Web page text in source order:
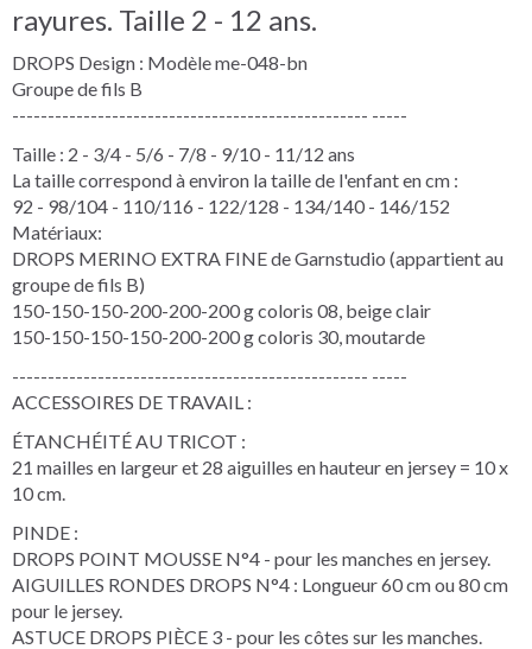
rayures. Taille 2 - 12 ans.
DROPS Design : Modèle me-048-bn
Groupe de fils B
-------------------------------------------------- -----
Taille : 2 - 3/4 - 5/6 - 7/8 - 9/10 - 11/12 ans
La taille correspond à environ la taille de l'enfant en cm :
92 - 98/104 - 110/116 - 122/128 - 134/140 - 146/152
Matériaux:
DROPS MERINO EXTRA FINE de Garnstudio (appartient au
groupe de fils B)
150-150-150-200-200-200 g coloris 08, beige clair
150-150-150-150-200-200 g coloris 30, moutarde
-------------------------------------------------- -----
ACCESSOIRES DE TRAVAIL :
ÉTANCHÉITÉ AU TRICOT :
21 mailles en largeur et 28 aiguilles en hauteur en jersey = 10 x
10 cm.
PINDE :
DROPS POINT MOUSSE N°4 - pour les manches en jersey.
AIGUILLES RONDES DROPS N°4 : Longueur 60 cm ou 80 cm
pour le jersey.
ASTUCE DROPS PIÈCE 3 - pour les côtes sur les manches.